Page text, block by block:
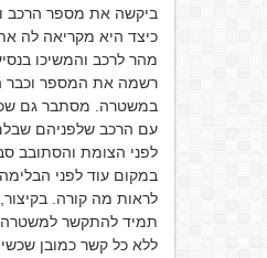
ביקשה את מספר הרכב
כיצד היא מקריאה לה
מהר לרכב והמשיכו
רשמה את המספר וכבר
במשטרה. מסתבר גם
עם הרכב שלפניהם
לפני הצומת והסתובב
במקום עוד לפני
לראות מה קורה.
תמיד להתקשר למשטרה
ללא כל קשר כמובן